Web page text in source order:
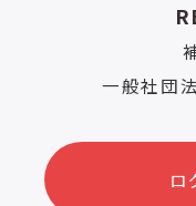
一般社団
ロ